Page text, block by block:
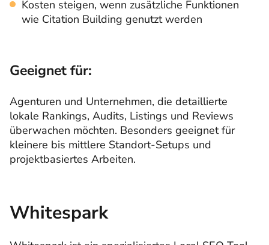
Kosten steigen, wenn zusätzliche Funktionen
wie Citation Building genutzt werden
Geeignet für:
Agenturen und Unternehmen, die detaillierte
lokale Rankings, Audits, Listings und Reviews
überwachen möchten. Besonders geeignet für
kleinere bis mittlere Standort-Setups und
projektbasiertes Arbeiten.
Whitespark